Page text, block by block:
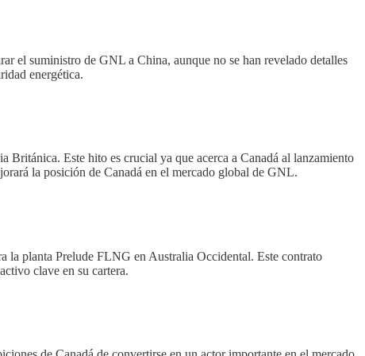
el suministro de GNL a China, aunque no se han revelado detalles
energética.
Este hito es crucial ya que acerca a Canadá al lanzamiento
la posición de Canadá en el mercado global de GNL.
la planta Prelude FLNG en Australia Occidental. Este contrato
clave en su cartera.